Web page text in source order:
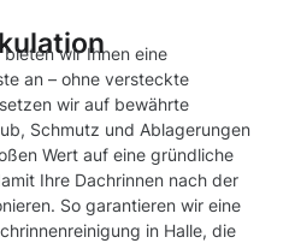
wir Ihnen eine
an – ohne versteckte
wir auf bewährte
Schmutz und Ablagerungen
Wert auf eine gründliche
Ihre Dachrinnen nach der
So garantieren wir eine
in Halle, die